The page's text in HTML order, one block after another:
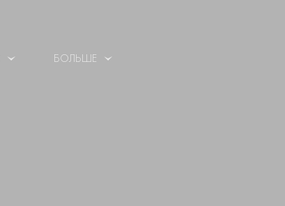
БОЛЬШЕ